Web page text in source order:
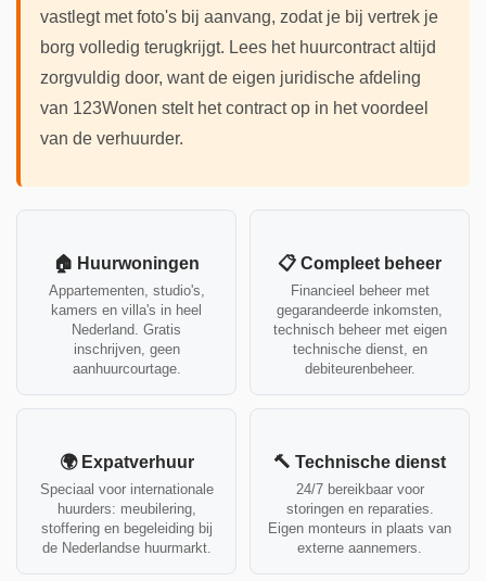
vastlegt met foto's bij aanvang, zodat je bij vertrek je
borg volledig terugkrijgt. Lees het huurcontract altijd
zorgvuldig door, want de eigen juridische afdeling
van 123Wonen stelt het contract op in het voordeel
van de verhuurder.
🏠 Huurwoningen
Appartementen, studio's,
kamers en villa's in heel
Nederland. Gratis
inschrijven, geen
aanhuurcourtage.
📋 Compleet beheer
Financieel beheer met
gegarandeerde inkomsten,
technisch beheer met eigen
technische dienst, en
debiteurenbeheer.
🌍 Expatverhuur
Speciaal voor internationale
huurders: meubilering,
stoffering en begeleiding bij
de Nederlandse huurmarkt.
🔨 Technische dienst
24/7 bereikbaar voor
storingen en reparaties.
Eigen monteurs in plaats van
externe aannemers.